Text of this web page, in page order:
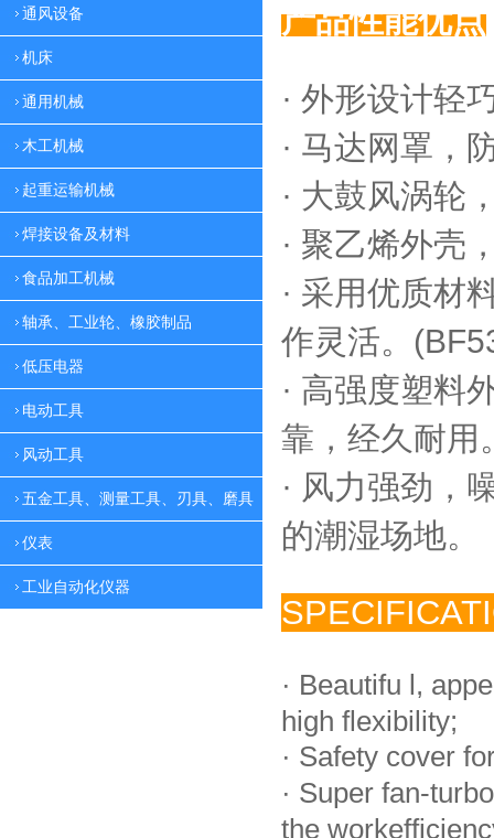
通风设备
机床
通用机械
木工机械
起重运输机械
焊接设备及材料
食品加工机械
轴承、工业轮、橡胶制品
低压电器
电动工具
风动工具
五金工具、测量工具、刃具、磨具
仪表
工业自动化仪器
产品性能优点
· 外形设计轻
· 马达网罩，
· 大鼓风涡轮
· 聚乙烯外壳
· 采用优质材
作灵活。
· 高强度塑料
靠， 经久耐用
· 风力强劲，
的潮湿场地。
· Beautifu l,
high flexibility;
· Safety cover
· Super fan-
the